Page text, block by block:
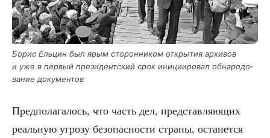
Борис Ель­цин был ярым сто­рон­ни­ком откры­тия архи­вов
и уже в пер­вый пре­зи­дент­ский срок ини­ци­и­ро­вал обна­ро­до­
ва­ние документов
Пред­по­ла­га­лось, что часть дел, пред­став­ля­ю­щих
реаль­ную угро­зу без­опас­но­сти стра­ны, оста­нет­ся